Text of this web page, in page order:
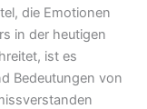
die Emotionen
in der heutigen
ist es
Bedeutungen von